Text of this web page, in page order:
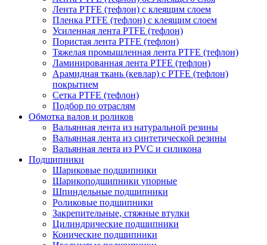
Лента PTFE (тефлон) с клеящим слоем
Пленка PTFE (тефлон) с клеящим слоем
Усиленная лента PTFE (тефлон)
Пористая лента PTFE (тефлон)
Тяжелая промышленная лента PTFE (тефлон)
Ламинированная лента PTFE (тефлон)
Арамидная ткань (кевлар) с PTFE (тефлон)
покрытием
Сетка PTFE (тефлон)
Подбор по отраслям
Обмотка валов и роликов
Вальянная лента из натуральной резины
Вальянная лента из синтетической резины
Вальянная лента из PVC и силикона
Подшипники
Шариковые подшипники
Шарикоподшипники упорные
Шпиндельные подшипники
Роликовые подшипники
Закрепительные, стяжные втулки
Цилиндрические подшипники
Конические подшипники